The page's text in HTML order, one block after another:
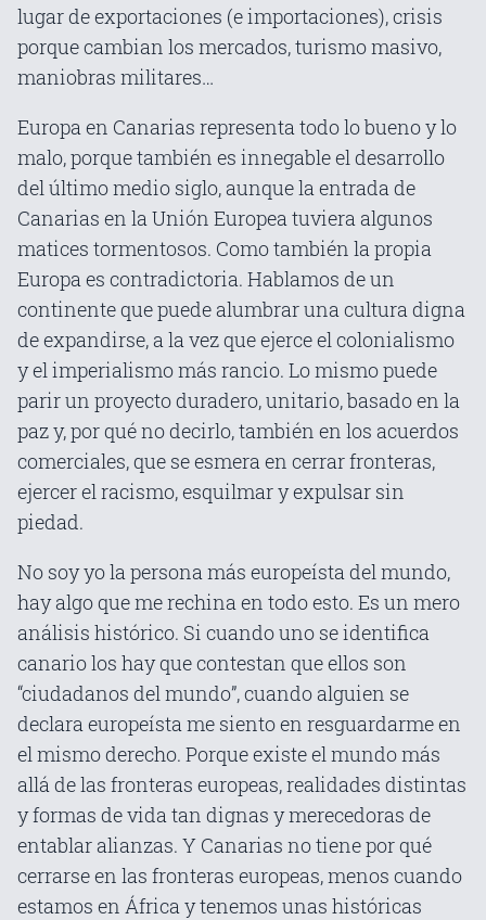
lugar de exportaciones (e importaciones), crisis
porque cambian los mercados, turismo masivo,
maniobras militares…
Europa en Canarias representa todo lo bueno y lo
malo, porque también es innegable el desarrollo
del último medio siglo, aunque la entrada de
Canarias en la Unión Europea tuviera algunos
matices tormentosos. Como también la propia
Europa es contradictoria. Hablamos de un
continente que puede alumbrar una cultura digna
de expandirse, a la vez que ejerce el colonialismo
y el imperialismo más rancio. Lo mismo puede
parir un proyecto duradero, unitario, basado en la
paz y, por qué no decirlo, también en los acuerdos
comerciales, que se esmera en cerrar fronteras,
ejercer el racismo, esquilmar y expulsar sin
piedad.
No soy yo la persona más europeísta del mundo,
hay algo que me rechina en todo esto. Es un mero
análisis histórico. Si cuando uno se identifica
canario los hay que contestan que ellos son
“ciudadanos del mundo”, cuando alguien se
declara europeísta me siento en resguardarme en
el mismo derecho. Porque existe el mundo más
allá de las fronteras europeas, realidades distintas
y formas de vida tan dignas y merecedoras de
entablar alianzas. Y Canarias no tiene por qué
cerrarse en las fronteras europeas, menos cuando
estamos en África y tenemos unas históricas